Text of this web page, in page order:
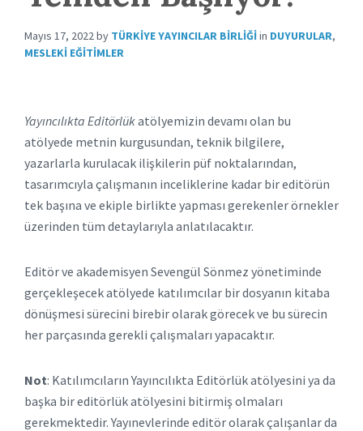
Mayıs 17, 2022by TÜRKIYE YAYINCILAR BIRLIĞIin DUYURULAR,
MESLEKI EĞITIMLER
Yayıncılıkta Editörlükatölyemizin devamı olan bu
atölyede metnin kurgusundan, teknik bilgilere,
yazarlarla kurulacak ilişkilerin püf noktalarından,
tasarımcıyla çalışmanın inceliklerine kadar bir editörün
tek başına ve ekiple birlikte yapması gerekenler örnekler
üzerinden tüm detaylarıyla anlatılacaktır.
Editör ve akademisyen Sevengül Sönmez yönetiminde
gerçekleşecek atölyede katılımcılar bir dosyanın kitaba
dönüşmesi sürecini birebir olarak görecek ve bu sürecin
her parçasında gerekli çalışmaları yapacaktır.
Not: Katılımcıların Yayıncılıkta Editörlük atölyesini ya da
başka bir editörlük atölyesini bitirmiş olmaları
gerekmektedir. Yayınevlerinde editör olarak çalışanlar da